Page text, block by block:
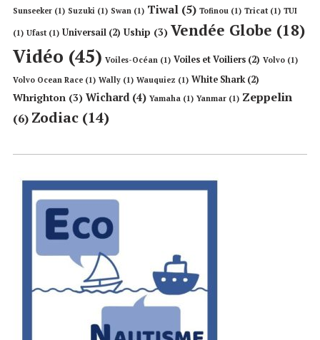
Sunseeker (1) Suzuki (1) Swan (1) Tiwal (5) Tofinou (1) Tricat(1) TUI
(1) Ufast(1) Universail (2) Uship (3) Vendée Globe (18)
Vidéo (45) Voiles-Océan (1) Voiles et Voiliers (2) Volvo (1)
Volvo Ocean Race (1) Wally (1) Wauquiez (1) White Shark(2)
Whrighton (3) Wichard(4) Yamaha (1) Yanmar (1) Zeppelin
(6) Zodiac (14)